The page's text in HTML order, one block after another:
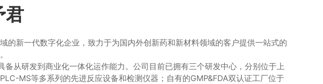
君
新一代数字化企业，致力于为国内外创新药和新材料领域的客户提供一站式的
从研发到商业化一体化运作能力。公司目前已拥有三个研发中心，分别位于上
MS等多系列的先进反应设备和检测仪器；自有的GMP&FDA双认证工厂位于